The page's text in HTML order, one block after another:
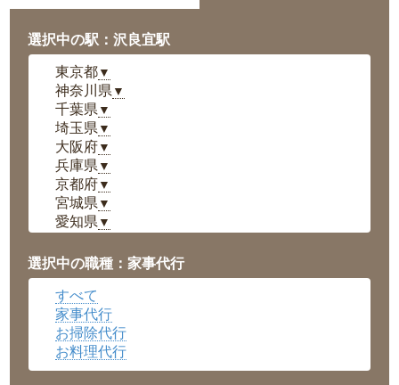
選択中の駅：沢良宜駅
東京都▼
神奈川県 ▼
千葉県 ▼
埼玉県 ▼
大阪府▼
兵庫県 ▼
京都府▼
宮城県 ▼
愛知県 ▼
岡山県▼
広島県▼
沖縄県
選択中の職種：家事代行
すべて
家事代行
お掃除代行
お料理代行